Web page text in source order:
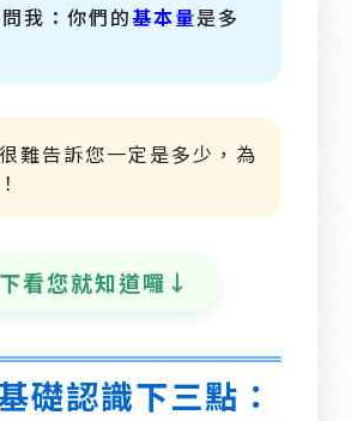
我：你們的基本量是多
難告訴您一定是多少，為
看您就知道囉↓
礎認識下三點：